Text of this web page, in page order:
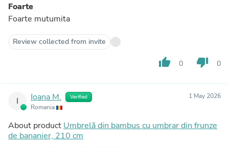
Foarte
Foarte mutumita
Review collected from invite
thumb_up 0 thumb_down 0
I Ioana M. Verified
Romania
1 May 2026
About product Umbrelă din bambus cu umbrar din frunze
de bananier, 210 cm